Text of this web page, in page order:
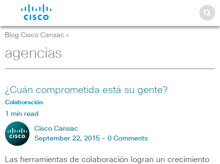
Blog Cisco Cansac >
agencias
¿Cuán comprometida está su gente?
Colaboración
1 min read
Cisco Cansac
September 22, 2015 - 0 Comments
Las herramientas de colaboración logran un crecimiento